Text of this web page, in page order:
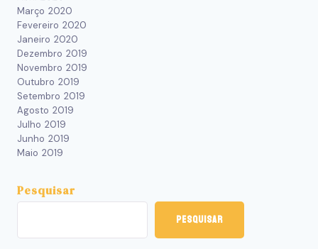
Março 2020
Fevereiro 2020
Janeiro 2020
Dezembro 2019
Novembro 2019
Outubro 2019
Setembro 2019
Agosto 2019
Julho 2019
Junho 2019
Maio 2019
Pesquisar
Pesquisar